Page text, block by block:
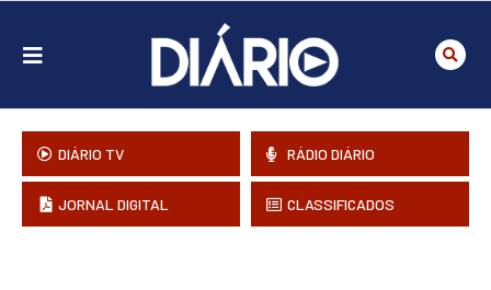
DIÁRIO TV RÁDIO DIÁRIO
JORNAL DIGITAL CLASSIFICADOS